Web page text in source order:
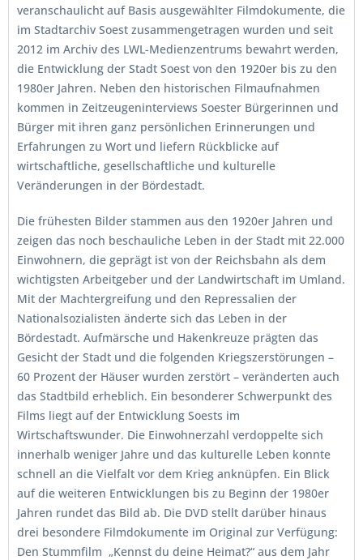
veranschaulicht auf Basis ausgewählter Filmdokumente, die
im Stadtarchiv Soest zusammengetragen wurden und seit
2012 im Archiv des LWL-Medienzentrums bewahrt werden,
die Entwicklung der Stadt Soest von den 1920er bis zu den
1980er Jahren. Neben den historischen Filmaufnahmen
kommen in Zeitzeugeninterviews Soester Bürgerinnen und
Bürger mit ihren ganz persönlichen Erinnerungen und
Erfahrungen zu Wort und liefern Rückblicke auf
wirtschaftliche, gesellschaftliche und kulturelle
Veränderungen in der Bördestadt.
Die frühesten Bilder stammen aus den 1920er Jahren und
zeigen das noch beschauliche Leben in der Stadt mit 22.000
Einwohnern, die geprägt ist von der Reichsbahn als dem
wichtigsten Arbeitgeber und der Landwirtschaft im Umland.
Mit der Machtergreifung und den Repressalien der
Nationalsozialisten änderte sich das Leben in der
Bördestadt. Aufmärsche und Hakenkreuze prägten das
Gesicht der Stadt und die folgenden Kriegszerstörungen –
60 Prozent der Häuser wurden zerstört – veränderten auch
das Stadtbild erheblich. Ein besonderer Schwerpunkt des
Films liegt auf der Entwicklung Soests im
Wirtschaftswunder. Die Einwohnerzahl verdoppelte sich
innerhalb weniger Jahre und das kulturelle Leben konnte
schnell an die Vielfalt vor dem Krieg anknüpfen. Ein Blick
auf die weiteren Entwicklungen bis zu Beginn der 1980er
Jahren rundet das Bild ab. Die DVD stellt darüber hinaus
drei besondere Filmdokumente im Original zur Verfügung:
Den Stummfilm „Kennst du deine Heimat?“ aus dem Jahr